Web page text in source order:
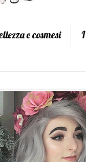
e cosmesi
I